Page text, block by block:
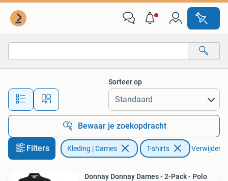
Alle afstanden…
Sorteer op
Bewaar je zoekopdracht
Filters Kleding | Dames T-shirts Verwijder
Donnay Donnay Dames - 2-Pack - Polo